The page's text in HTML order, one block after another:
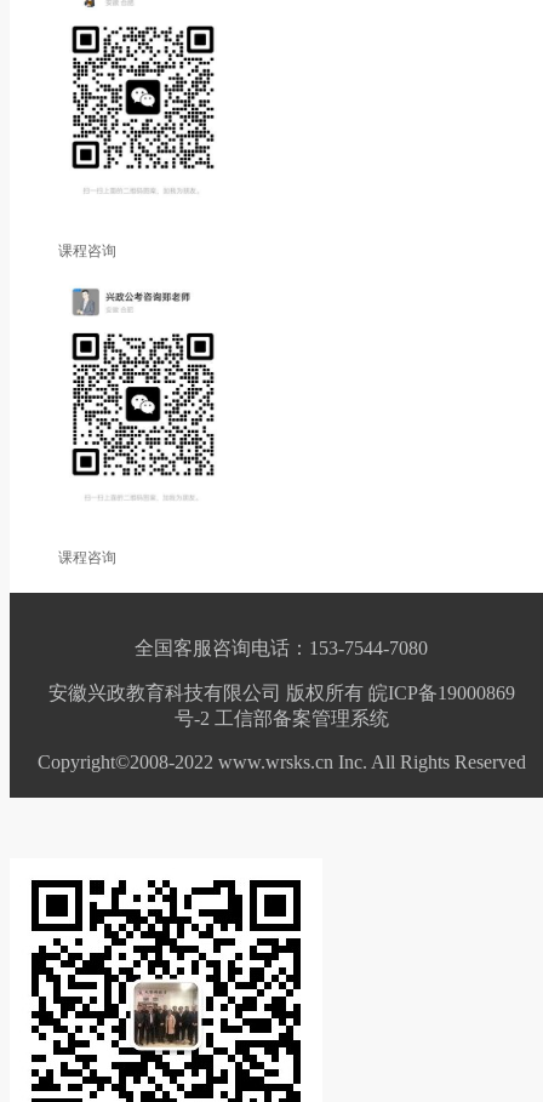
课程咨询
课程咨询
全国客服咨询电话：153-7544-7080
安徽兴政教育科技有限公司 版权所有 皖ICP备19000869
号-2 工信部备案管理系统
Copyright©2008-2022 www.wrsks.cn Inc. All Rights Reserved